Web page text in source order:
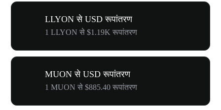
LLYON से USD रूपांतरण
1 LLYON से $1.19K रूपांतरण
MUON से USD रूपांतरण
1 MUON से $885.40 रूपांतरण